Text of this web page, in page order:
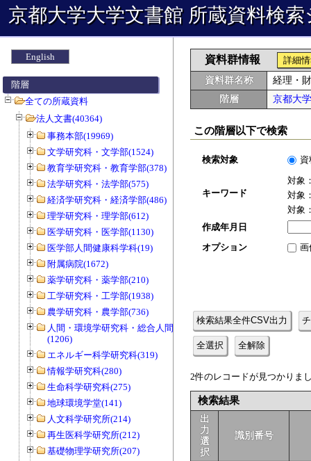
京都大学大学文書館 所蔵資料検
English
階層
全ての所蔵資料
法人文書(40364)
事務本部(19969)
文学研究科・文学部(1524)
教育学研究科・教育学部(378)
法学研究科・法学部(575)
経済学研究科・経済学部(486)
理学研究科・理学部(612)
医学研究科・医学部(1130)
医学部人間健康科学科(19)
附属病院(1672)
薬学研究科・薬学部(210)
工学研究科・工学部(1938)
農学研究科・農学部(736)
人間・環境学研究科・総合人間学部
(1206)
エネルギー科学研究科(319)
情報学研究科(280)
生命科学研究科(275)
地球環境学堂(141)
人文科学研究所(214)
再生医科学研究所(212)
基礎物理学研究所(207)
資料群情報
詳細
資料群名称
経理・
階層
京都大
この階層以下で検索
検索対象 資
キーワード
対象
対象
対象
作成年月日
オプション
画
検索結果全件CSV出力
全選択 全解除
2件のレコードが見つかりま
検索結果
出
力
選
択
識別番号